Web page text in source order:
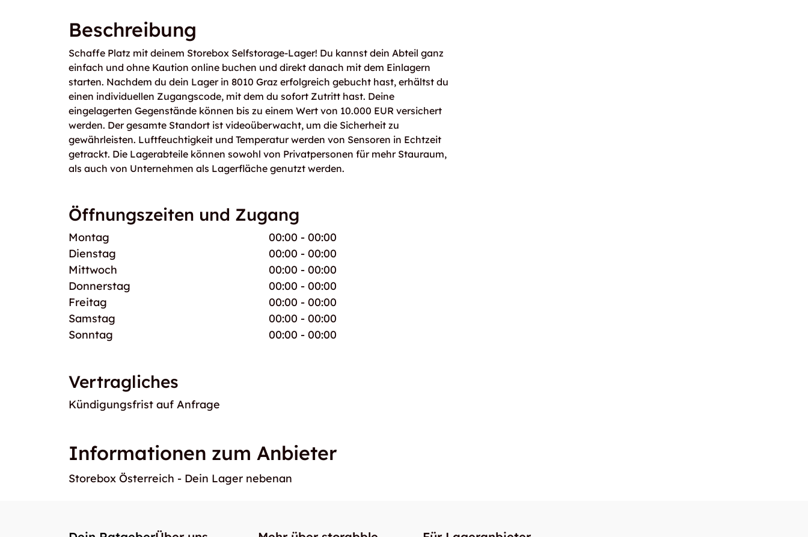
Beschreibung
Schaffe Platz mit deinem Storebox Selfstorage-Lager! Du kannst dein Abteil ganz
einfach und ohne Kaution online buchen und direkt danach mit dem Einlagern
starten. Nachdem du dein Lager in 8010 Graz erfolgreich gebucht hast, erhältst du
einen individuellen Zugangscode, mit dem du sofort Zutritt hast. Deine
eingelagerten Gegenstände können bis zu einem Wert von 10.000 EUR versichert
werden. Der gesamte Standort ist videoüberwacht, um die Sicherheit zu
gewährleisten. Luftfeuchtigkeit und Temperatur werden von Sensoren in Echtzeit
getrackt. Die Lagerabteile können sowohl von Privatpersonen für mehr Stauraum,
als auch von Unternehmen als Lagerfläche genutzt werden.
Öffnungszeiten und Zugang
Montag
00:00 - 00:00
Dienstag
00:00 - 00:00
Mittwoch
00:00 - 00:00
Donnerstag
00:00 - 00:00
Freitag
00:00 - 00:00
Samstag
00:00 - 00:00
Sonntag
00:00 - 00:00
Vertragliches
Kündigungsfrist auf Anfrage
Informationen zum Anbieter
Storebox Österreich - Dein Lager nebenan